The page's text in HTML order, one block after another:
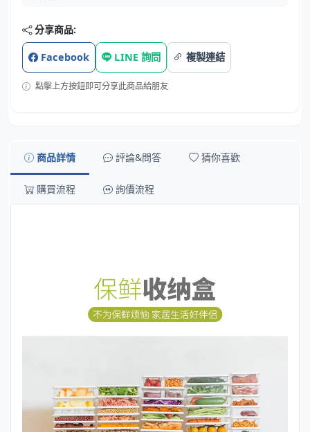
分享商品:
Facebook LINE 詢問 複製連結
點擊上方按鈕即可分享此商品給朋友
商品詳情 評論&問答 猜你喜歡
購買流程 詢價流程